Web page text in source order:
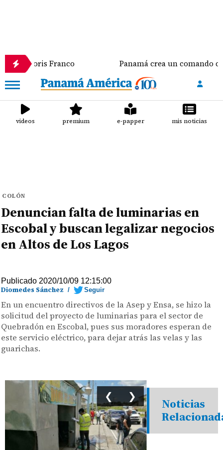
Franco Panamá crea un comando conjunto
videos premium e-papper mis noticias
COLÓN
Denuncian falta de luminarias en
Escobal y buscan legalizar negocios
en Altos de Los Lagos
Publicado 2020/10/09 12:15:00
Diomedes Sánchez / Seguir
En un encuentro directivos de la Asep y Ensa, se hizo la
solicitud del proyecto de luminarias para el sector de
Quebradón en Escobal, pues sus moradores esperan de
este servicio eléctrico, para dejar atrás las velas y las
guarichas.
❮ ❯
Noticias